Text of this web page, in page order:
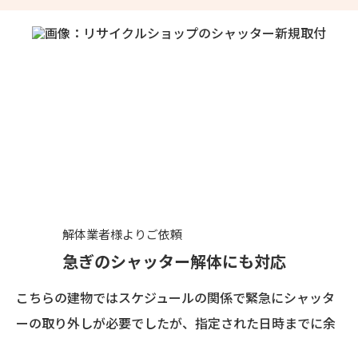
解体業者様よりご依頼
急ぎのシャッター解体にも対応
こちらの建物ではスケジュールの関係で緊急にシャッタ
ーの取り外しが必要でしたが、指定された日時までに余